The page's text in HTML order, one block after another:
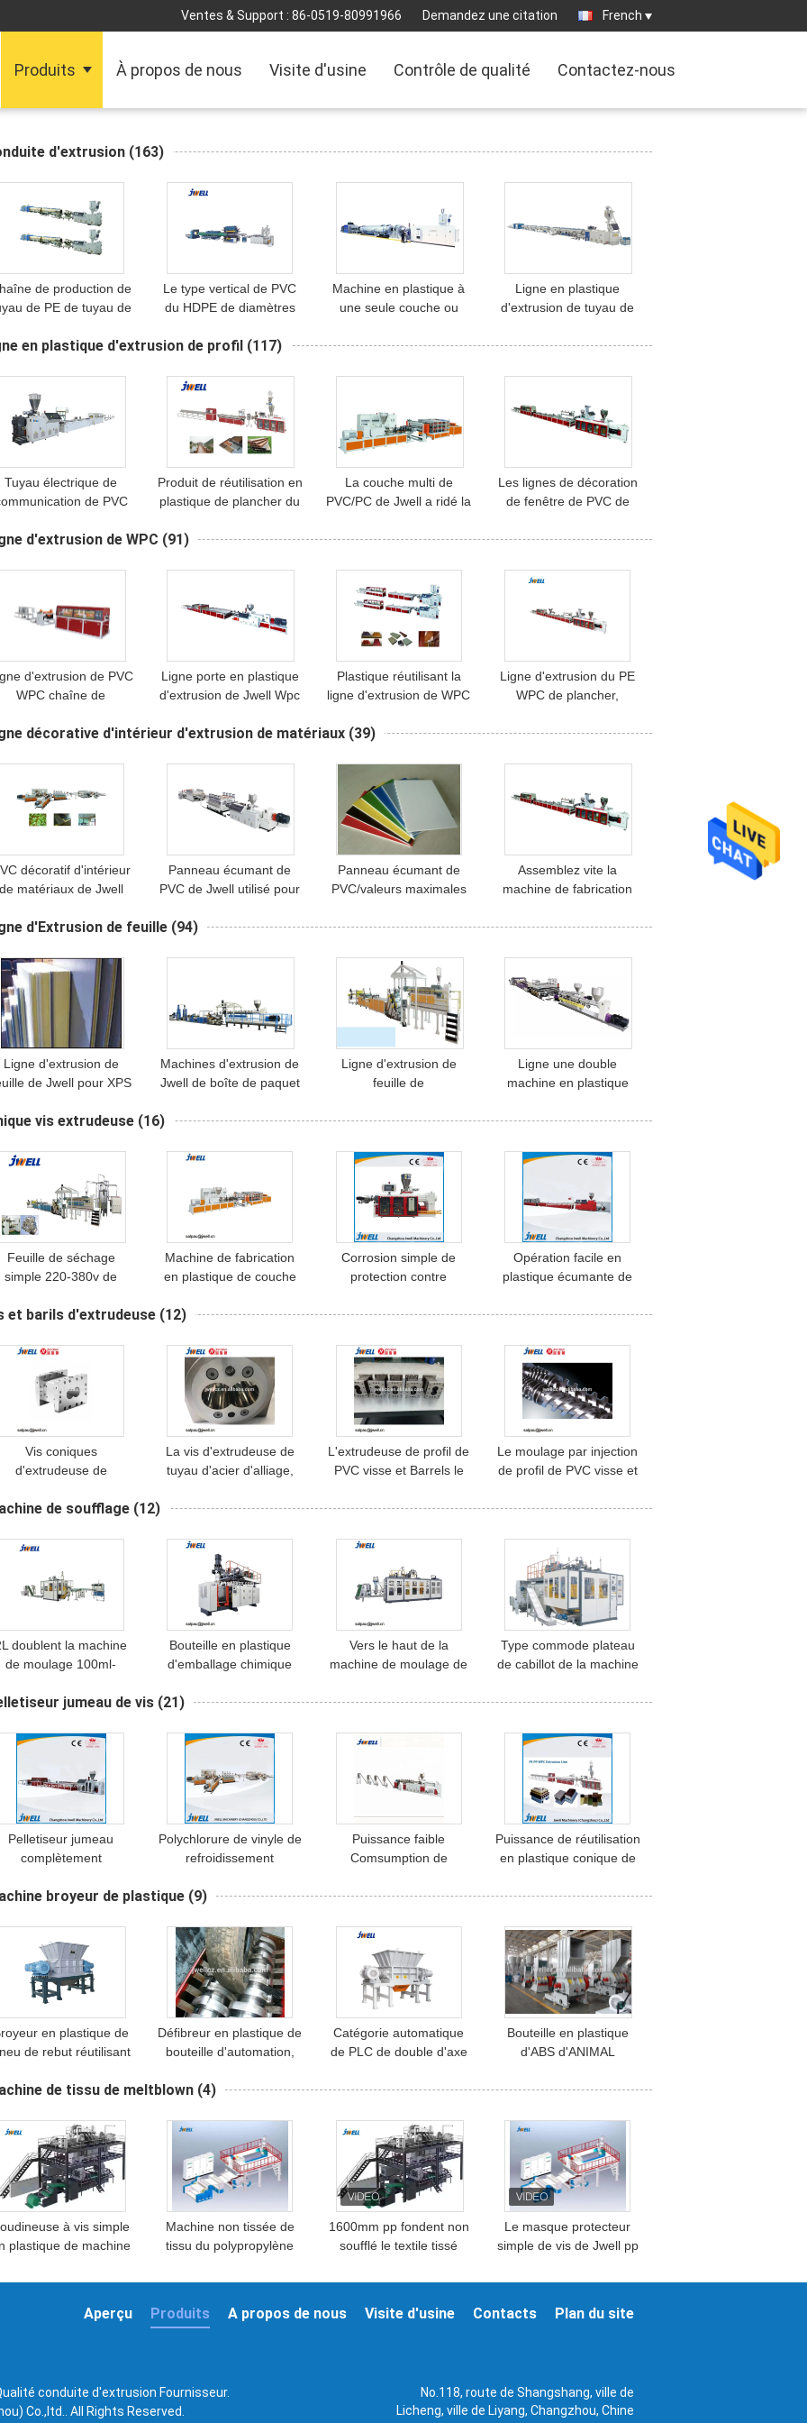
Ventes & Support : 86-0519-80991966 Demandez une citation French
Produits À propos de nous Visite d'usine Contrôle de qualité Contactez-nous
d'extrusion (163)
de production de
de PE de tuyau de
de Jwell MPP
Le type vertical de PVC
du HDPE de diamètres
a nervuré la machine de
Machine en plastique à
une seule couche ou
d'extrusion de tuyau de
Ligne en plastique
d'extrusion de tuyau de
pour la machine de
gaz de Jwell
en plastique d'extrusion de profil (117)
Tuyau électrique de
de PVC
d'extrusion de
Produit de réutilisation en
plastique de plancher du
beaucoup de fois utilisant
La couche multi de
PVC/PC de Jwell a ridé la
d'isolation thermique de
Les lignes de décoration
de fenêtre de PVC de
dépouille la machine de
d'extrusion de WPC (91)
d'extrusion de PVC
WPC chaîne de
mur pour de porte et
Ligne porte en plastique
d'extrusion de Jwell Wpc
phonique écumante de
Plastique réutilisant la
ligne d'extrusion de WPC
de PE/produit de PE
Ligne d'extrusion du PE
WPC de plancher,
panneau de mousse de
décorative d'intérieur d'extrusion de matériaux (39)
décoratif d'intérieur
de matériaux de Jwell
plastique de conseil
Panneau écumant de
PVC de Jwell utilisé pour
d'intérieur de plastique
Panneau écumant de
PVC/valeurs maximales
poste de travail en
largeur de l'extrudeuse
1220mm Jwell d'isolation
phonique
Assemblez vite la
machine de fabrication
panneau mural machine
d'Extrusion de feuille (94)
Ligne d'extrusion de
de Jwell pour XPS
Boad écumant
Machines d'extrusion de
Jwell de boîte de paquet
d'ANIMAL FAMILIER
plastique
Ligne d'extrusion de
feuille de
réutilisation en plastique
papeterie
Ligne une double
machine en plastique
Jwell pp de plastique de
moule
vis extrudeuse (16)
Feuille de séchage
simple 220-380v de
boudineuse à vis
Machine de fabrication
en plastique de couche
plastique d'extrusion en
Corrosion simple de
protection contre
boudineuse à vis de
Opération facile en
plastique écumante de
machine d'extrusion
et barils d'extrudeuse (12)
Vis coniques
d'extrudeuse de
barils doubles pour
La vis d'extrudeuse de
tuyau d'acier d'alliage,
partie le traitement de
L'extrudeuse de profil de
PVC visse et Barrels le
Co fortement précis
Le moulage par injection
de profil de PVC visse et
bimétallique de jet
de soufflage (12)
doublent la machine
de moulage 100ml-
d'injection de station
Bouteille en plastique
d'emballage chimique
machine de moulage
Vers le haut de la
machine de moulage de
plastique de structure de
Type commode plateau
de cabillot de la machine
soufflage de corps creux
jumeau de vis (21)
Pelletiseur jumeau
complètement
de pelletisation
Polychlorure de vinyle de
refroidissement
pelletisation de panneau
haute en plastique de
machine
Puissance faible
Comsumption de
jumeau de capacité
transfert d'air
Puissance de réutilisation
en plastique conique de
37 de machine de WPC
broyeur de plastique (9)
en plastique de
de rebut réutilisant
de machine grand
Défibreur en plastique de
bouteille d'automation,
défibreur de bouteille
Catégorie automatique
de PLC de double d'axe
plastique de la machine
Bouteille en plastique
d'ABS d'ANIMAL
écrasant la tension
de tissu de meltblown (4)
à vis simple
plastique de machine
masque protecteur
Machine non tissée de
tissu du polypropylène
1600mm pp fondent non
soufflé le textile tissé
production à la machine
Le masque protecteur
simple de vis de Jwell pp
enflée de textile tissé
Plan du site
Contacts
Visite d'usine
A propos de nous
Produits
Aperçu
conduite d'extrusion Fournisseur.
Co.,ltd.. All Rights Reserved.
No.118, route de Shangshang, ville de
Licheng, ville de Liyang, Changzhou, Chine